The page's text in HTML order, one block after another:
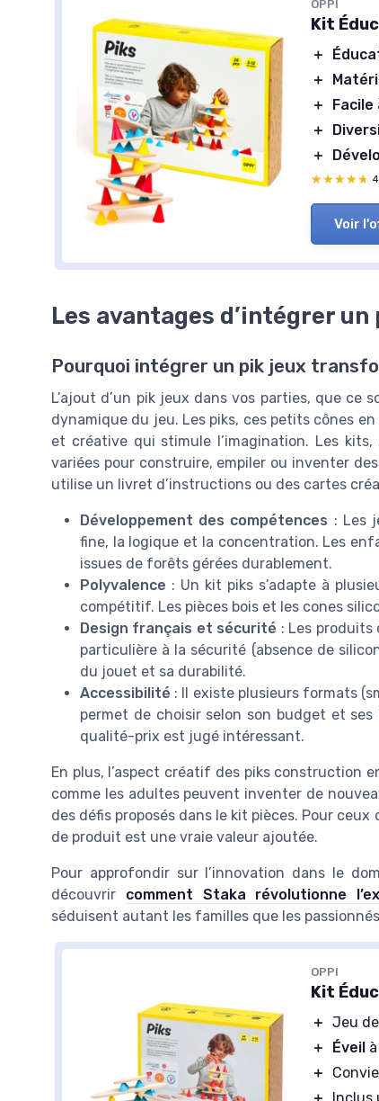
OPPI
Kit
＋
＋
＋
＋
＋
★★★★★
★★★★★
Voir
Les avantages d’intégrer
Pourquoi intégrer un pik jeux
L’ajout d’un pik jeux dans vos parties, que
dynamique du jeu. Les piks, ces petits cônes
et créative qui stimule l’imagination. Les
variées pour construire, empiler ou inventer
utilise un livret d’instructions ou des cartes
Développement des compétences : Les
fine, la logique et la concentration. Les
issues de forêts gérées durablement.
Polyvalence : Un kit piks s’adapte à
compétitif. Les pièces bois et les cones
Design français et sécurité : Les produits
particulière à la sécurité (absence de
du jouet et sa durabilité.
Accessibilité : Il existe plusieurs formats
permet de choisir selon son budget et
qualité-prix est jugé intéressant.
En plus, l’aspect créatif des piks construction
comme les adultes peuvent inventer de
des défis proposés dans le kit pièces. Pour
de produit est une vraie valeur ajoutée.
Pour approfondir sur l’innovation dans le
découvrir comment Staka révolutionne
séduisent autant les familles que les
OPPI
Kit
＋ Jeu
＋
Éveil
＋